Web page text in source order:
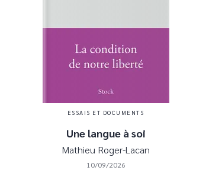
ESSAIS ET DOCUMENTS
Une langue à soi
Mathieu Roger-Lacan
10/09/2026